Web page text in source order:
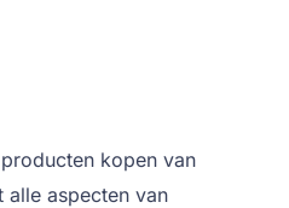
kopen van
aspecten van